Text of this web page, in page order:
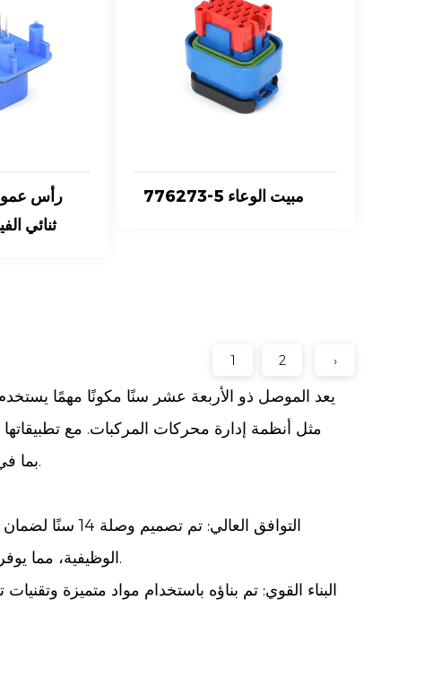
ثنائي
776273-5 مبيت الوعاء
1 2 ›
يعد الموصل ذو الأربعة عشر سنًا مكونًا مهمًا
مثل أنظمة إدارة محركات المركبات. مع
بما في ذلك الدراجات النارية والسيارات وسيارات الطاقة الجديدة.
التوافق
الوظيفية، مما يوفر حلول اتصال متعددة الاستخدامات عبر التطبيقات المختلفة.
البناء القوي: تم بناؤه باستخدام مواد متميزة